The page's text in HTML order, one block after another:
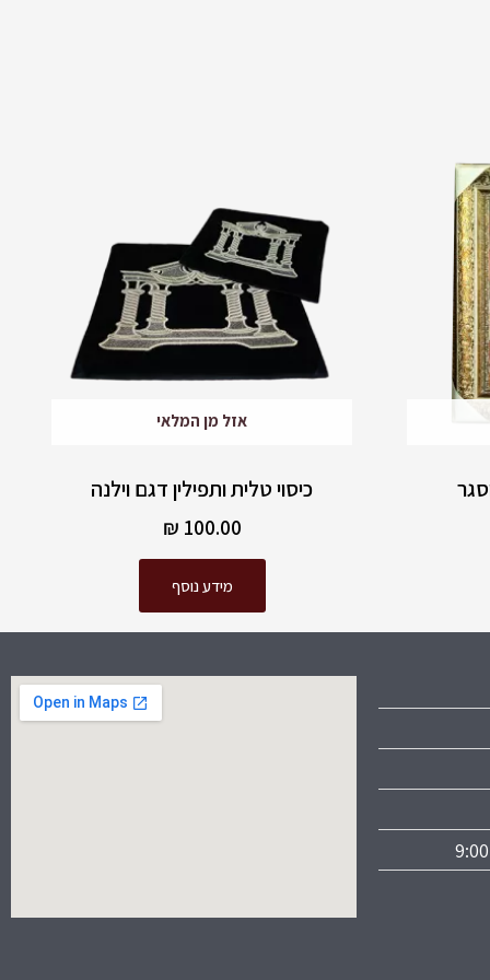
אזל מן המלאי
כיסוי טלית ותפילין דגם וילנה
100.00
₪
מידע נוסף